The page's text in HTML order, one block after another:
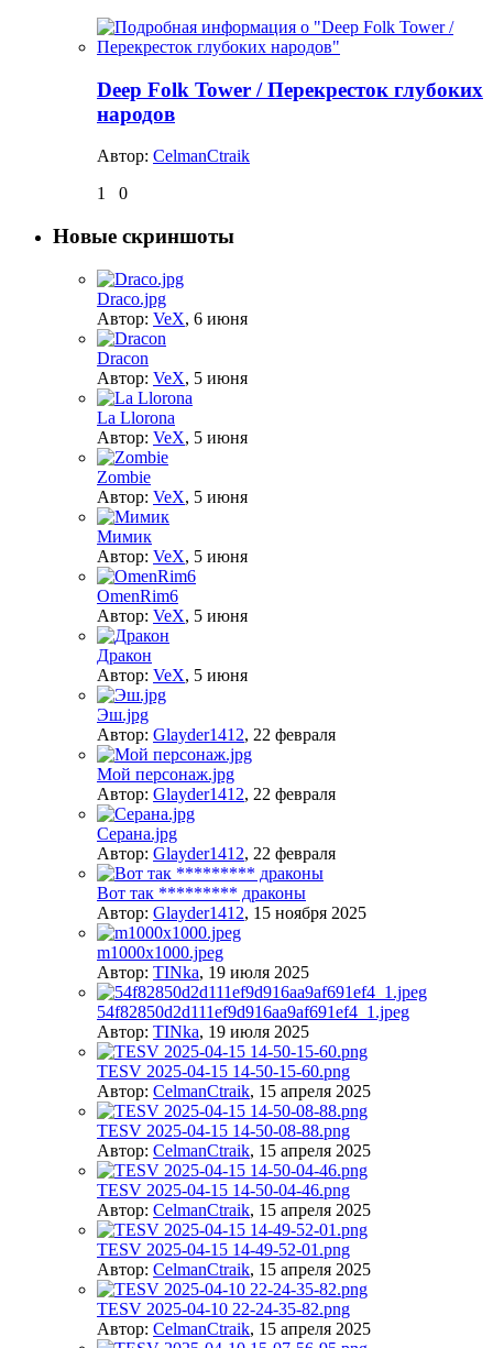
Deep Folk Tower / Перекресток глубоких
народов
Автор: CelmanCtraik
1
0
Новые скриншоты
Draco.jpg
Автор: VeX, 6 июня
Dracon
Автор: VeX, 5 июня
La Llorona
Автор: VeX, 5 июня
Zombie
Автор: VeX, 5 июня
Мимик
Автор: VeX, 5 июня
OmenRim6
Автор: VeX, 5 июня
Дракон
Автор: VeX, 5 июня
Эш.jpg
Автор: Glayder1412, 22 февраля
Мой персонаж.jpg
Автор: Glayder1412, 22 февраля
Серана.jpg
Автор: Glayder1412, 22 февраля
Вот так ********* драконы
Автор: Glayder1412, 15 ноября 2025
m1000x1000.jpeg
Автор: TINka, 19 июля 2025
54f82850d2d111ef9d916aa9af691ef4_1.jpeg
Автор: TINka, 19 июля 2025
TESV 2025-04-15 14-50-15-60.png
Автор: CelmanCtraik, 15 апреля 2025
TESV 2025-04-15 14-50-08-88.png
Автор: CelmanCtraik, 15 апреля 2025
TESV 2025-04-15 14-50-04-46.png
Автор: CelmanCtraik, 15 апреля 2025
TESV 2025-04-15 14-49-52-01.png
Автор: CelmanCtraik, 15 апреля 2025
TESV 2025-04-10 22-24-35-82.png
Автор: CelmanCtraik, 15 апреля 2025